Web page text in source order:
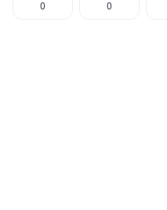
0 0